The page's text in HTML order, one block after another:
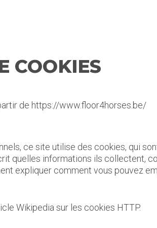
COOKIES
de https://www.floor4horses.be/
ce site utilise des cookies, qui
quelles informations ils collectent,
expliquer comment vous pouvez
Wikipedia sur les cookies HTTP.